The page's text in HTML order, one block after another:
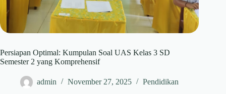
Persiapan Optimal: Kumpulan Soal UAS Kelas 3 SD
Semester 2 yang Komprehensif
admin November 27, 2025 Pendidikan